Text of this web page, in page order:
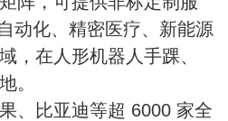
动化、精密医疗、新能源
，在人形机器人手踝、
。
、比亚迪等超 6000 家全